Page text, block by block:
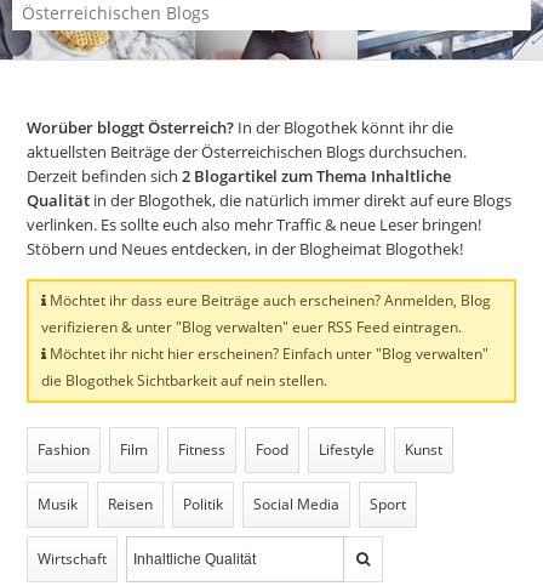
Österreichischen Blogs
Worüber bloggt Österreich? In der Blogothek könnt ihr die
aktuellsten Beiträge der Österreichischen Blogs durchsuchen.
Derzeit befinden sich2 Blogartikel zum Thema Inhaltliche
Qualität in der Blogothek, die natürlich immer direkt auf eure Blogs
verlinken. Es sollte euch also mehr Traffic & neue Leser bringen!
Stöbern und Neues entdecken, in der Blogheimat Blogothek!
Möchtet ihr dass eure Beiträge auch erscheinen? Anmelden, Blog
verifizieren & unter "Blog verwalten" euer RSS Feed eintragen.
Möchtet ihr nicht hier erscheinen? Einfach unter "Blog verwalten"
die Blogothek Sichtbarkeit auf nein stellen.
Fashion Film Fitness Food Lifestyle Kunst
Musik Reisen Politik Social Media Sport
Wirtschaft